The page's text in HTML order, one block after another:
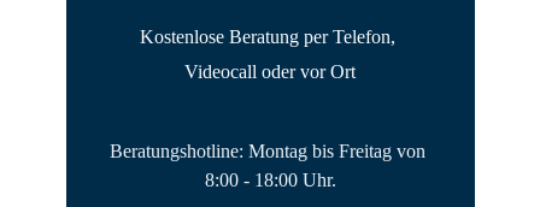
Kostenlose Beratung per Telefon,
Videocall oder vor Ort
Beratungshotline: Montag bis Freitag von
8:00 - 18:00 Uhr.